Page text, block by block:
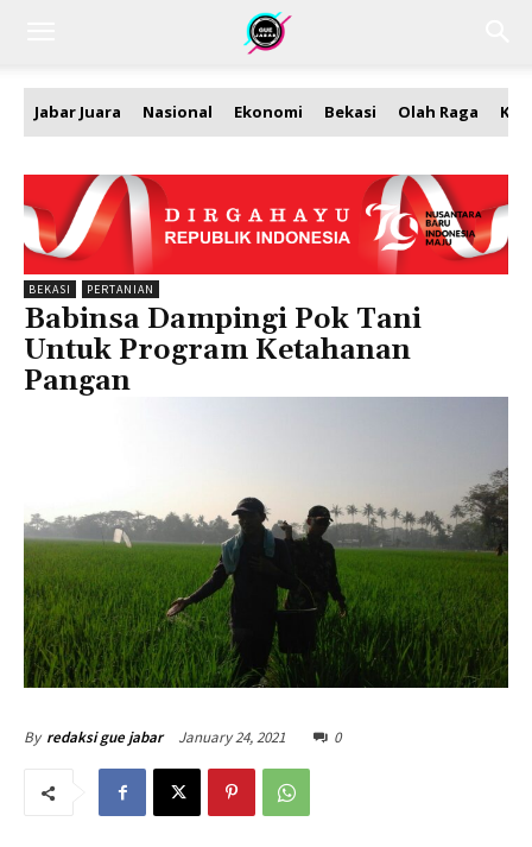
Jabar Juara Nasional Ekonomi Bekasi Olah Raga
BEKASI PERTANIAN
Babinsa Dampingi Pok Tani
Untuk Program Ketahanan
Pangan
By redaksi gue jabar January 24, 2021 0